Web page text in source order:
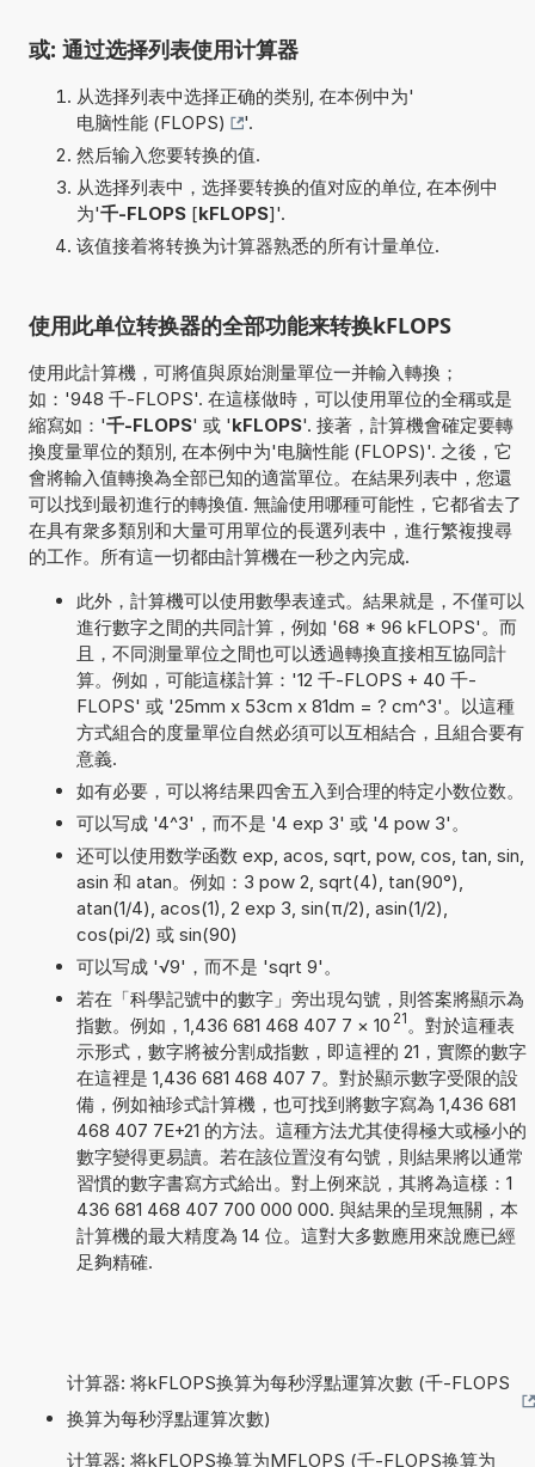
或: 通过选择列表使用计算器
从选择列表中选择正确的类别, 在本例中为'
电脑性能 (FLOPS)
'.
然后输入您要转换的值.
从选择列表中，选择要转换的值对应的单位, 在本例中
为'千-FLOPS[kFLOPS]'.
该值接着将转换为计算器熟悉的所有计量单位.
使用此单位转换器的全部功能来转换kFLOPS
使用此計算機，可將值與原始測量單位一并輸入轉換；
如：'948 千-FLOPS'. 在這樣做時，可以使用單位的全稱或是
縮寫如：'千-FLOPS' 或 'kFLOPS'. 接著，計算機會確定要轉
換度量單位的類別, 在本例中为'电脑性能 (FLOPS)'. 之後，它
會將輸入值轉換為全部已知的適當單位。在結果列表中，您還
可以找到最初進行的轉換值. 無論使用哪種可能性，它都省去了
在具有衆多類別和大量可用單位的長選列表中，進行繁複搜尋
的工作。所有這一切都由計算機在一秒之內完成.
此外，計算機可以使用數學表達式。結果就是，不僅可以
進行數字之間的共同計算，例如 '68 * 96 kFLOPS'。而
且，不同測量單位之間也可以透過轉換直接相互協同計
算。例如，可能這樣計算：'12 千-FLOPS + 40 千-
FLOPS' 或 '25mm x 53cm x 81dm = ? cm^3'。以這種
方式組合的度量單位自然必須可以互相結合，且組合要有
意義.
如有必要，可以将结果四舍五入到合理的特定小数位数。
可以写成 '4^3'，而不是 '4 exp 3' 或 '4 pow 3'。
还可以使用数学函数 exp, acos, sqrt, pow, cos, tan, sin,
asin 和 atan。例如：3 pow 2, sqrt(4), tan(90°),
atan(1/4), acos(1), 2 exp 3, sin(π/2), asin(1/2),
cos(pi/2) 或 sin(90)
可以写成 '√9'，而不是 'sqrt 9'。
若在「科學記號中的數字」旁出現勾號，則答案將顯示為
指數。例如，1,436 681 468 407 7 × 10 21 。對於這種表
示形式，數字將被分割成指數，即這裡的 21，實際的數字
在這裡是 1,436 681 468 407 7。對於顯示數字受限的設
備，例如袖珍式計算機，也可找到將數字寫為 1,436 681
468 407 7E+21 的方法。這種方法尤其使得極大或極小的
數字變得更易讀。若在該位置沒有勾號，則結果將以通常
習慣的數字書寫方式給出。對上例來説，其將為這樣：1
436 681 468 407 700 000 000. 與結果的呈現無關，本
計算機的最大精度為 14 位。這對大多數應用來說應已經
足夠精確.
计算器: 将kFLOPS换算为每秒浮點運算次數 (千-FLOPS
换算为每秒浮點運算次數)
计算器: 将kFLOPS换算为MFLOPS (千-FLOPS换算为